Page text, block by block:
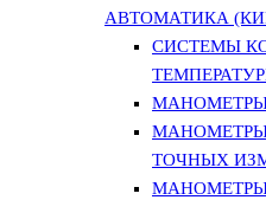
АВТОМАТИКА
СИСТЕМЫ
ТОЧНЫХ